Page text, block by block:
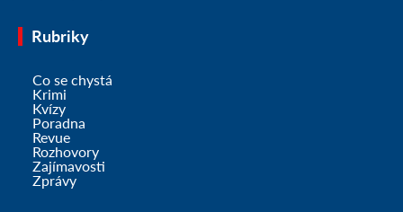
Rubriky
Co se chystá
Krimi
Kvízy
Poradna
Revue
Rozhovory
Zajímavosti
Zprávy